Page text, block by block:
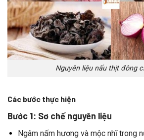
Nguyên liệu nấu thịt đông
Các bước thực hiện
Bước 1: Sơ chế nguyên liệu
Ngâm nấm hương và mộc nhĩ trong